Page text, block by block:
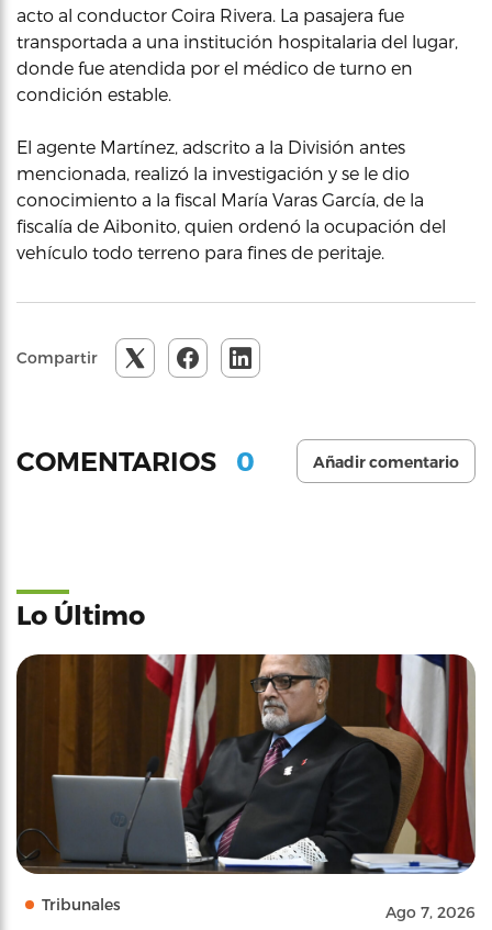
acto al conductor Coira Rivera. La pasajera fue
transportada a una institución hospitalaria del lugar,
donde fue atendida por el médico de turno en
condición estable.
El agente Martínez, adscrito a la División antes
mencionada, realizó la investigación y se le dio
conocimiento a la fiscal María Varas García, de la
fiscalía de Aibonito, quien ordenó la ocupación del
vehículo todo terreno para fines de peritaje.
Compartir
COMENTARIOS 0 Añadir comentario
Lo Último
Tribunales Ago 7, 2026